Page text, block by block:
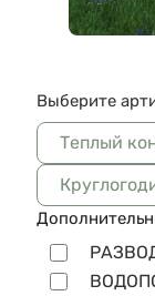
Выберите
Теплый